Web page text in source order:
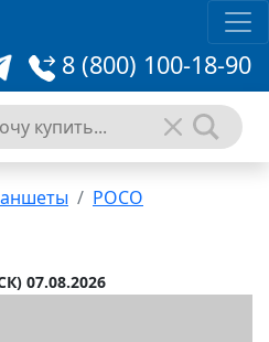
8 (800) 100-18-90
POCO
07.08.2026